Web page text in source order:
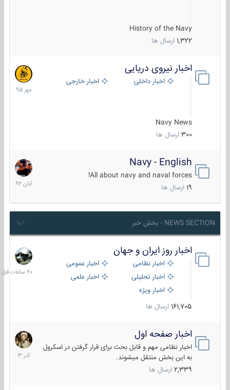
History of the Navy
1,322 ارسال ها
اخبار نیروی دریایی
اخبار داخلی اخبار خارجی
Navy News
300 ارسال ها
27
مهر
1395
Navy - English
All about navy and naval forces!
ارسال ها
22
آبان
1392
NEWS SECTION - بخش خبر
اخبار روز ایران و جهان
اخبار نظامی
اخبار عمومی
اخبار تحلیلی
اخبار علمی
اخبار ویژه
161,705 ارسال ها
20
ساعات
قبل
اخبار صفحه اول
اخبار نظامی مهم و قابل بحث برای قرار گرفتن در اسکرول
به این بخش منتقل میشوند.
2,339 ارسال ها
7
آذر
1403